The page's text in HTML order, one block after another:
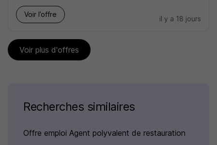
Voir l’offre
il y a 18 jours
Voir plus d'offres
Recherches similaires
Offre emploi Agent polyvalent de restauration